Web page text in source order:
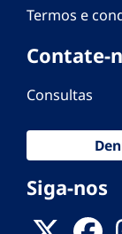
Termos e
Contate-
Consultas
Siga-nos